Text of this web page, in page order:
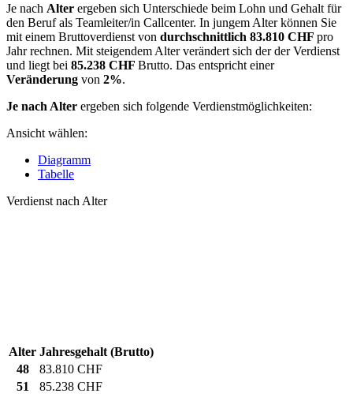
Je nach Alter ergeben sich Unterschiede beim Lohn und Gehalt für
den Beruf als Teamleiter/in Callcenter. In jungem Alter können Sie
mit einem Bruttoverdienst von durchschnittlich 83.810 CHF pro
Jahr rechnen. Mit steigendem Alter verändert sich der der Verdienst
und liegt bei 85.238 CHF Brutto. Das entspricht einer
Veränderung von 2%.
Je nach Alter ergeben sich folgende Verdienstmöglichkeiten:
Ansicht wählen:
Diagramm
Tabelle
Verdienst nach Alter
Alter Jahresgehalt (Brutto)
48
83.810 CHF
51
85.238 CHF